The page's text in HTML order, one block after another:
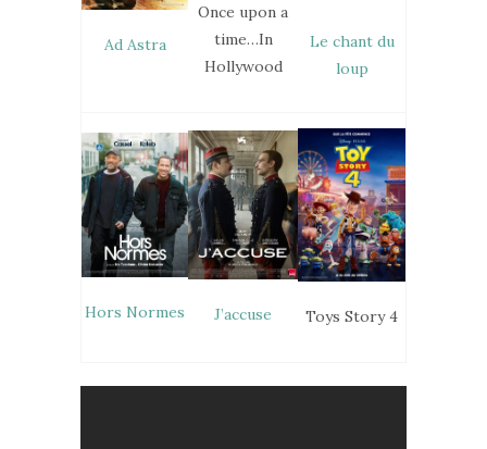
Ad Astra
Once upon a
time…In
Hollywood
Le chant du
loup
Hors Normes J’accuse Toys Story 4